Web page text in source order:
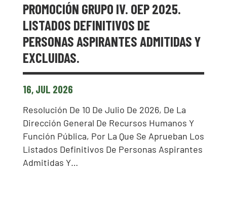
PROMOCIÓN GRUPO IV. OEP 2025.
LISTADOS DEFINITIVOS DE
PERSONAS ASPIRANTES ADMITIDAS Y
EXCLUIDAS.
16, JUL 2026
Resolución De 10 De Julio De 2026, De La
Dirección General De Recursos Humanos Y
Función Pública, Por La Que Se Aprueban Los
Listados Definitivos De Personas Aspirantes
Admitidas Y…